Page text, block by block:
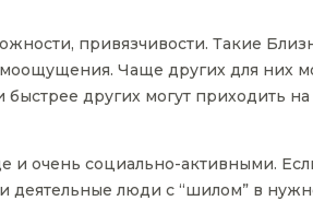
привязчивости. Такие
Чаще других для них
быстрее других могут приходить
очень социально-активными.
деятельные люди с “шилом” в